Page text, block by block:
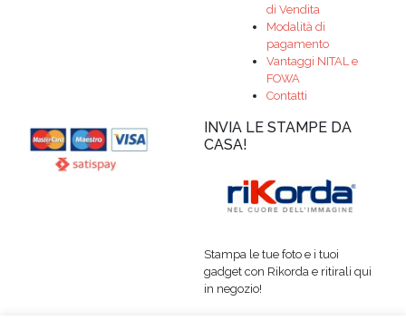
di Vendita
Modalità di
pagamento
Vantaggi NITAL e
FOWA
Contatti
INVIA LE STAMPE DA
CASA!
Stampa le tue foto e i tuoi
gadget con Rikorda e ritirali qui
in negozio!